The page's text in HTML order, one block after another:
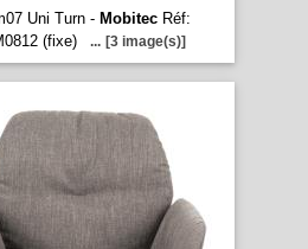
Uni Turn - MobitecRéf:
(fixe)
... [3 image(s)]